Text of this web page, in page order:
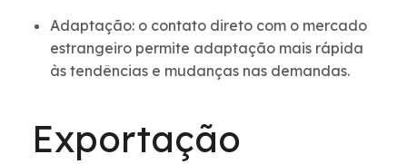
Adaptação: o contato direto com o mercado
estrangeiro permite adaptação mais rápida
às tendências e mudanças nas demandas.
Exportação